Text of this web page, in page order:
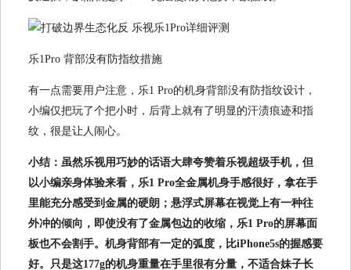
乐1Pro 背部没有防指纹措施
有一点需要用户注意，乐1 Pro的机身背部没有防指纹设计，
小编仅把玩了个把小时，后背上就有了明显的汗渍痕迹和指
纹，很是让人闹心。
小结：虽然乐视用巧妙的话语大肆夸赞着乐视超级手机，但
以小编亲身体验来看，乐1 Pro全金属机身手感很好，拿在手
里能充分感受到金属的硬朗；悬浮式屏幕在视觉上有一种往
外冲的倾向，即使没有了金属包边的收缩，乐1 Pro的屏幕面
板也不会割手。机身背部有一定的弧度，比iPhone5s的握感要
好。只是这177g的机身重量在手里很有分量，不适合妹子长